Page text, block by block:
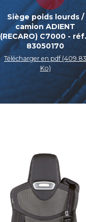
Siège poids lourds /
camion ADIENT
(RECARO) C7000 -
83050170
Télécharger en pdf (409.83
Ko)